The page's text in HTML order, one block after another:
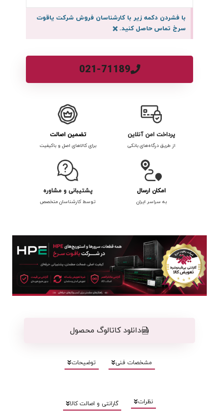
با فشردن دکمه زیر با کارشناسان فروش شرکت یاقوت
سرخ تماس حاصل کنید.×
021-71189
پرداخت امن آنلاین
از طریق درگاه‌های بانکی
تضمین اصالت
برای کالاهای اصل و باکیفیت
امکان ارسال
به سراسر ایران
پشتیبانی و مشاوره
توسط کارشناسان متخصص
دانلود کاتالوگ محصول
مشخصات فنی توضیحات
نظرات گارانتی و اصالت کالا